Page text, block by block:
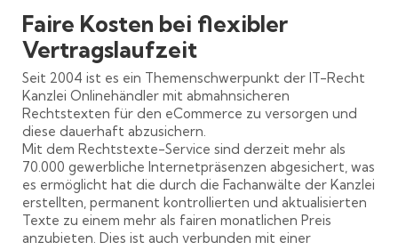
Faire Kosten bei flexibler
Vertragslaufzeit
Seit 2004 ist es ein Themenschwerpunkt der IT-Recht
Kanzlei Onlinehändler mit abmahnsicheren
Rechtstexten für den eCommerce zu versorgen und
diese dauerhaft abzusichern.
Mit dem Rechtstexte-Service sind derzeit mehr als
70.000 gewerbliche Internetpräsenzen abgesichert, was
es ermöglicht hat die durch die Fachanwälte der Kanzlei
erstellten, permanent kontrollierten und aktualisierten
Texte zu einem mehr als fairen monatlichen Preis
anzubieten. Dies ist auch verbunden mit einer